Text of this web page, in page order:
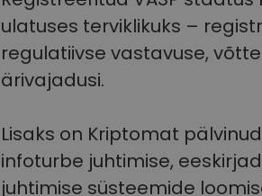
ulatuses terviklikuks –
regulatiivse vastavuse,
ärivajadusi.
Lisaks on Kriptomat
infoturbe juhtimise,
juhtimise süsteemide